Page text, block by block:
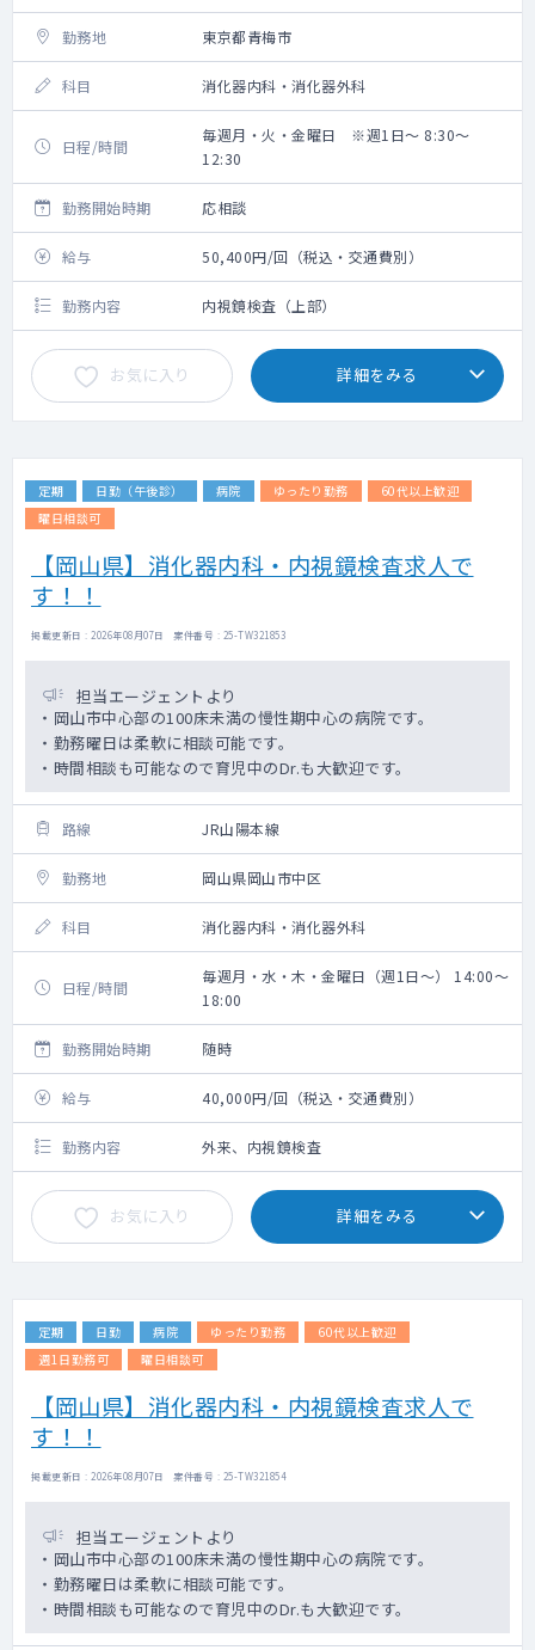
勤務地 東京都青梅市
科目 消化器内科・消化器外科
日程/時間
毎週月・火・金曜日 ※週1日～ 8:30～
12:30
勤務開始時期 応相談
給与 50,400円/回（税込・交通費別）
勤務内容 内視鏡検査（上部）
お気に入り 詳細をみる
定期 日勤（午後診） 病院 ゆったり勤務
60代以上歓迎
曜日相談可
【岡山県】消化器内科・内視鏡検査求人で
す！！
掲載更新日 : 2026年08月07日 案件番号 : 25-TW321853
担当エージェントより
・岡山市中心部の100床未満の慢性期中心の病院です。
・勤務曜日は柔軟に相談可能です。
・時間相談も可能なので育児中のDr.も大歓迎です。
路線 JR山陽本線
勤務地 岡山県岡山市中区
科目 消化器内科・消化器外科
日程/時間
毎週月・水・木・金曜日（週1日～） 14:00～
18:00
勤務開始時期 随時
給与 40,000円/回（税込・交通費別）
勤務内容 外来、内視鏡検査
お気に入り 詳細をみる
定期 日勤 病院 ゆったり勤務
60代以上歓迎
週1日勤務可
曜日相談可
【岡山県】消化器内科・内視鏡検査求人で
す！！
掲載更新日 : 2026年08月07日 案件番号 : 25-TW321854
担当エージェントより
・岡山市中心部の100床未満の慢性期中心の病院です。
・勤務曜日は柔軟に相談可能です。
・時間相談も可能なので育児中のDr.も大歓迎です。